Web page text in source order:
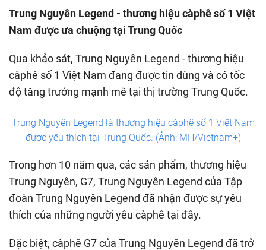
Trung Nguyên Legend - thương hiệu càphê số 1 Việt
Nam được ưa chuộng tại Trung Quốc
Qua khảo sát, Trung Nguyên Legend - thương hiệu
càphê số 1 Việt Nam đang được tin dùng và có tốc
độ tăng trưởng mạnh mẽ tại thị trường Trung Quốc.
Trung Nguyên Legend là thương hiệu càphê số 1 Việt Nam
được yêu thích tại Trung Quốc. (Ảnh: MH/Vietnam+)
Trong hơn 10 năm qua, các sản phẩm, thương hiệu
Trung Nguyên, G7, Trung Nguyên Legend của Tập
đoàn Trung Nguyên Legend đã nhận được sự yêu
thích của những người yêu càphê tại đây.
Đặc biệt, càphê G7 của Trung Nguyên Legend đã trở